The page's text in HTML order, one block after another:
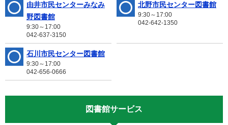
由井市民センターみなみ
野図書館
9:30～17:00
042-637-3150
北野市民センター図書館
9:30～17:00
042-642-1350
石川市民センター図書館
9:30～17:00
042-656-0666
図書館サービス